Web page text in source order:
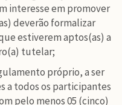
interesse em promover
deverão formalizar
estiverem aptos(as) a
tutelar;
próprio, a ser
a todos os participantes
pelo menos 05 (cinco)